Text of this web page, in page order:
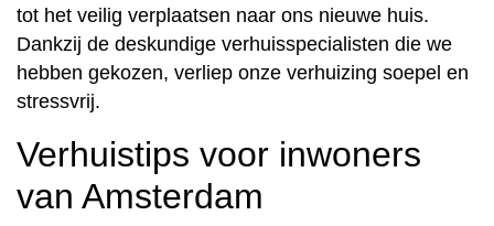
tot het veilig verplaatsen naar ons nieuwe huis.
Dankzij de deskundige verhuisspecialisten die we
hebben gekozen, verliep onze verhuizing soepel en
stressvrij.
Verhuistips voor inwoners
van Amsterdam